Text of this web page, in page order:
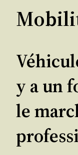
y a un
le